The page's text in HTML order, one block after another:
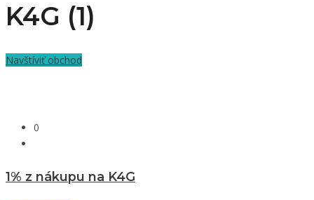
K4G (1)
Navštíviť obchod
0
1% z nákupu na K4G